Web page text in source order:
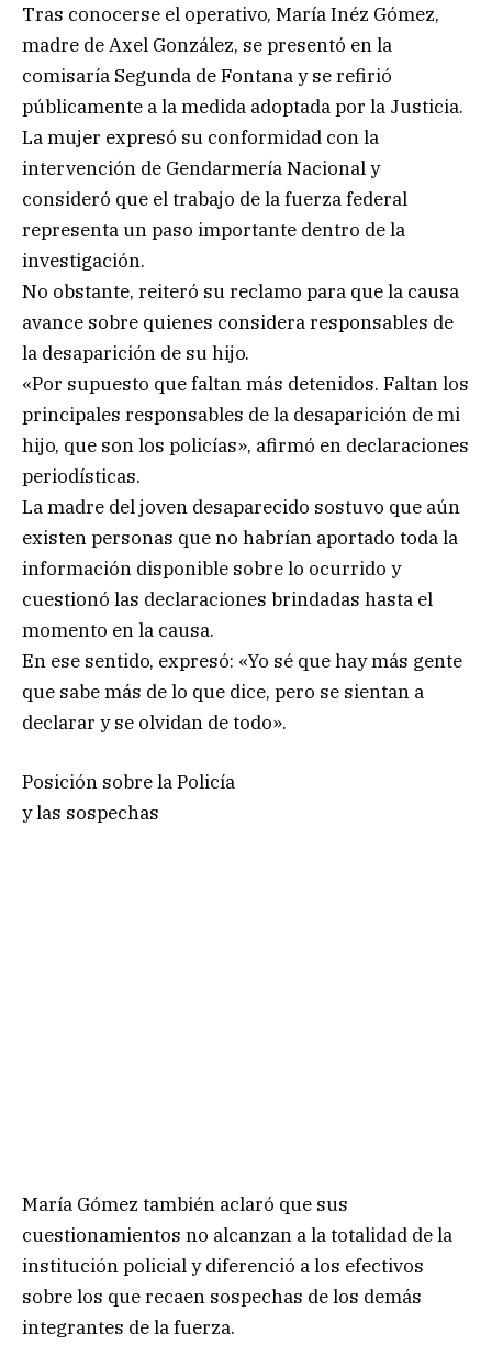
Tras conocerse el operativo, María Inéz Gómez,
madre de Axel González, se presentó en la
comisaría Segunda de Fontana y se refirió
públicamente a la medida adoptada por la Justicia.
La mujer expresó su conformidad con la
intervención de Gendarmería Nacional y
consideró que el trabajo de la fuerza federal
representa un paso importante dentro de la
investigación.
No obstante, reiteró su reclamo para que la causa
avance sobre quienes considera responsables de
la desaparición de su hijo.
«Por supuesto que faltan más detenidos. Faltan los
principales responsables de la desaparición de mi
hijo, que son los policías», afirmó en declaraciones
periodísticas.
La madre del joven desaparecido sostuvo que aún
existen personas que no habrían aportado toda la
información disponible sobre lo ocurrido y
cuestionó las declaraciones brindadas hasta el
momento en la causa.
En ese sentido, expresó: «Yo sé que hay más gente
que sabe más de lo que dice, pero se sientan a
declarar y se olvidan de todo».
Posición sobre la Policía
y las sospechas
María Gómez también aclaró que sus
cuestionamientos no alcanzan a la totalidad de la
institución policial y diferenció a los efectivos
sobre los que recaen sospechas de los demás
integrantes de la fuerza.